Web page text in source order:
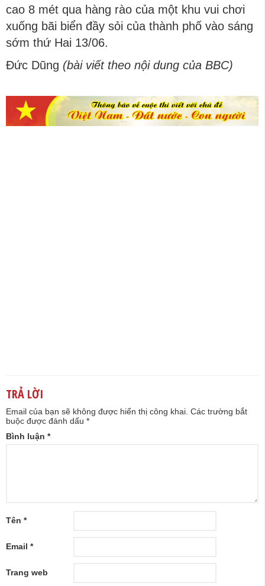
cao 8 mét qua hàng rào của một khu vui chơi
xuống bãi biển đầy sỏi của thành phố vào sáng
sớm thứ Hai 13/06.
Đức Dũng (bài viết theo nội dung của BBC)
TRẢ LỜI
Email của bạn sẽ không được hiển thị công khai. Các trường bắt
buộc được đánh dấu *
Bình luận *
Tên *
Email *
Trang web